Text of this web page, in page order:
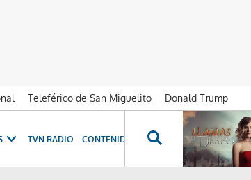
Teleférico de San Miguelito
Donald Trump
TVN RADIO CONTENIDOS ESPECIALES NOVELAS